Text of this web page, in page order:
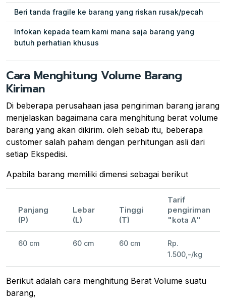
Beri tanda fragile ke barang yang riskan rusak/pecah
Infokan kepada team kami mana saja barang yang
butuh perhatian khusus
Cara Menghitung Volume Barang
Kiriman
Di beberapa perusahaan jasa pengiriman barang jarang
menjelaskan bagaimana cara menghitung berat volume
barang yang akan dikirim. oleh sebab itu, beberapa
customer salah paham dengan perhitungan asli dari
setiap Ekspedisi.
Apabila barang memiliki dimensi sebagai berikut
Panjang
(P)
Lebar
(L)
Tinggi
(T)
Tarif
pengiriman
"kota A"
60 cm 60 cm 60 cm
Rp.
1.500,-/kg
Berikut adalah cara menghitung Berat Volume suatu
barang,